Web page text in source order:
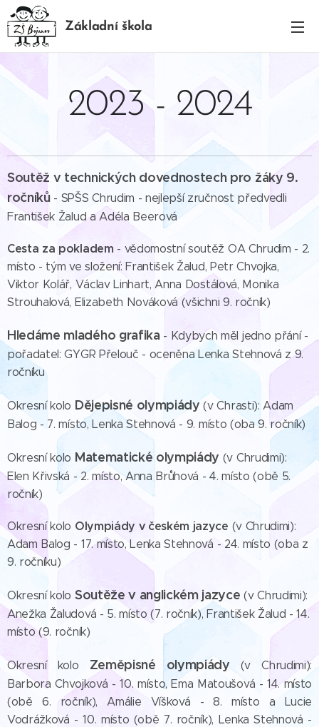
Základní škola
2023 - 2024
Soutěž v technických dovednostech pro žáky 9.
ročníků - SPŠS Chrudim - nejlepší zručnost předvedli
František Žalud a Adéla Beerová
Cesta za pokladem - vědomostní soutěž OA Chrudim - 2.
místo - tým ve složení: František Žalud, Petr Chvojka,
Viktor Kolář, Václav Linhart, Anna Dostálová, Monika
Strouhalová, Elizabeth Nováková (všichni 9. ročník)
Hledáme mladého grafika - Kdybych měl jedno přání -
pořadatel: GYGR Přelouč - oceněna Lenka Stehnová z 9.
ročníku
Okresní kolo Dějepisné olympiády(v Chrasti): Adam
Balog - 7. místo, Lenka Stehnová - 9. místo (oba 9. ročník)
Okresní kolo Matematické olympiády (v Chrudimi):
Elen Křivská - 2. místo, Anna Brůhová - 4. místo (obě 5.
ročník)
Okresní kolo Olympiády v českém jazyce (v Chrudimi):
Adam Balog - 17. místo, Lenka Stehnová - 24. místo (oba z
9. ročníku)
Okresní kolo Soutěže v anglickém jazyce (v Chrudimi):
Anežka Žaludová - 5. místo (7. ročník), František Žalud - 14.
místo (9. ročník)
Okresní kolo Zeměpisné olympiády (v Chrudimi):
Barbora Chvojková - 10. místo, Ema Matoušová - 14. místo
(obě 6. ročník), Amálie Víšková - 8. místo a Lucie
Vodrážková - 10. místo (obě 7. ročník), Lenka Stehnová -